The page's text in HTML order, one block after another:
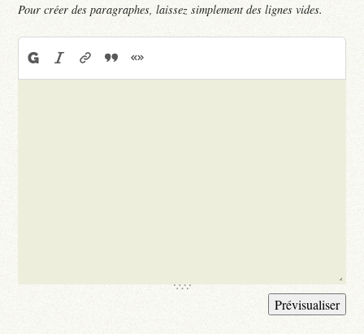
Pour créer des paragraphes, laissez simplement des lignes vides.